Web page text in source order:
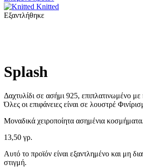
Knitted
Εξαντλήθηκε
Splash
Δαχτυλίδι σε ασήμι 925, επιπλατινωμένο
Όλες οι επιφάνειες είναι σε λουστρέ
Μοναδικά χειροποίητα ασημένια κοσμήματα.
13,50 γρ.
Αυτό το προϊόν είναι εξαντλημένο και μη
στιγμή.